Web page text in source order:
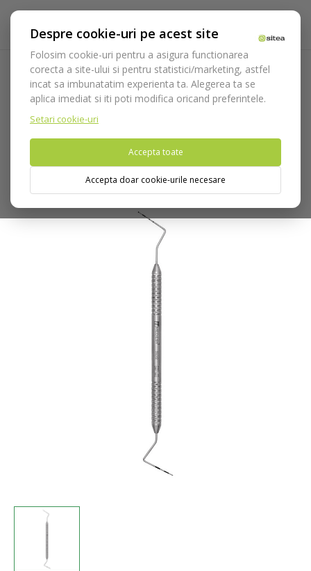
Despre cookie-uri pe acest site
Folosim cookie-uri pentru a asigura functionarea
corecta a site-ului si pentru statistici/marketing, astfel
incat sa imbunatatim experienta ta. Alegerea ta se
aplica imediat si iti poti modifica oricand preferintele.
Setari cookie-uri
Accepta toate
Accepta doar cookie-urile necesare
Acasa Instrumentar
Diagnostic, parodontologie si
restaurare
Parodontologie Sonde parodontale
Sonda
parodontala Who/CP12 cod 563/2
Nu puteti plasa comenzi din tara din care accesati website-ul
(United States).